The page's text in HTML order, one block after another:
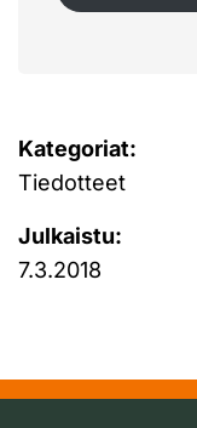
Kategoriat:
Tiedotteet
Julkaistu:
7.3.2018